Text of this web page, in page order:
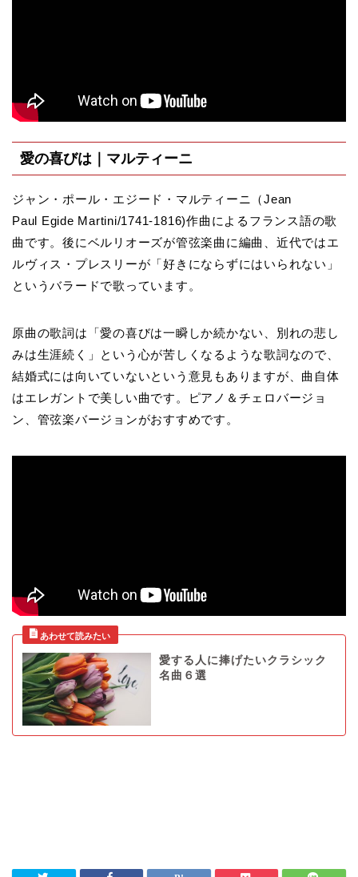
愛の喜びは｜マルティーニ
ジャン・ポール・エジード・マルティーニ（Jean
Paul Egide Martini/1741-1816)作曲によるフランス語の歌
曲です。後にベルリオーズが管弦楽曲に編曲、近代ではエ
ルヴィス・プレスリーが「好きにならずにはいられない」
というバラードで歌っています。
原曲の歌詞は「愛の喜びは一瞬しか続かない、別れの悲し
みは生涯続く」という心が苦しくなるような歌詞なので、
結婚式には向いていないという意見もありますが、曲自体
はエレガントで美しい曲です。ピアノ＆チェロバージョ
ン、管弦楽バージョンがおすすめです。
愛する人に捧げたいクラシック
名曲６選